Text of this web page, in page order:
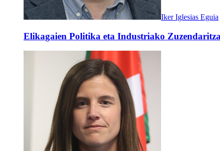
Iker Iglesias Eguia
Elikagaien Politika eta Industriako Zuzendaritza